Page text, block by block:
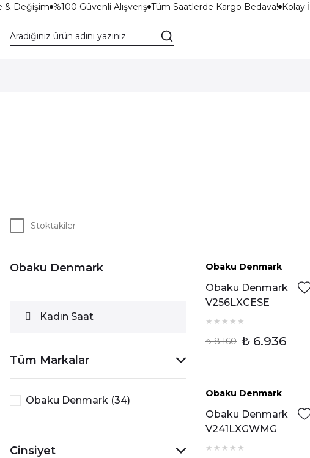
Değişim %100 Güvenli Alışveriş Tüm Saatlerde Kargo Bedava! Kolay
Stoktakiler
Obaku Denmark
Kadın Saat
Tüm Markalar
Obaku Denmark (34)
Cinsiyet
%15 İndirim
Obaku Denmark
Obaku Denmark
V256LXCESE
Kadın Kol Saati
₺ 8.160 ₺ 6.936
%10 İndirim
Obaku Denmark
Obaku Denmark
V241LXGWMG
Kadın Kol Saati